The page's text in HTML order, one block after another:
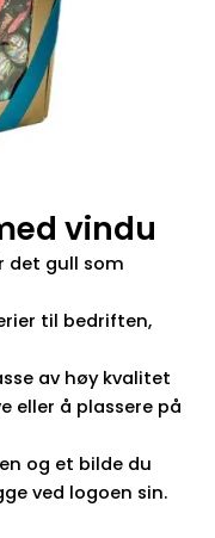
vindu
det gull som
til bedriften,
av høy kvalitet
eller å plassere på
og et bilde du
ved logoen sin.